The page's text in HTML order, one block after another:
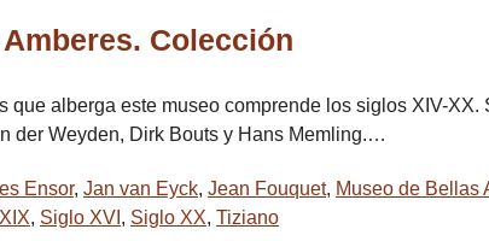
Colección
que alberga este museo comprende los siglos XIV-
der Weyden, Dirk Bouts y Hans Memling.…
Ensor, Jan van Eyck, Jean Fouquet, Museo de Bellas
, Siglo XVI , Siglo XX, Tiziano